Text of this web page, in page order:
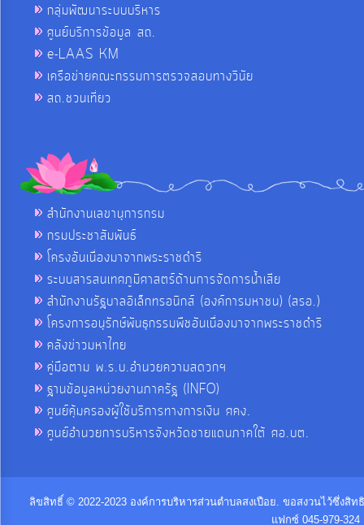
กลุ่มพัฒนาระบบบริหาร
ศูนย์บริการข้อมูล สถ.
e-LAAS KM
เครือข่ายคณะกรรมการตรวจสอบทางวินัย
สถ.ชวนเที่ยว
สำนักงานเลขานุการกรม
กรมประชาสัมพันธ์
โครงอันเนื่องมาจากพระราชดำริ
ระบบสารสนเทศภูมิศาสตร์ด้านการจัดการน้ำเสีย
สำนักงานรัฐบาลอิเล็กทรอนิกส์ (องค์การมหาชน) (สรอ.)
โครงการอนุรักษ์พันธุกรรมพืชอันเนื่องมาจากพระราชดำริ
คลังข่าวมหาไทย
คู่มือตาม พ.ร.บ.อำนวยความสดวกฯ
ฐานข้อมูลหน่วยงานภาครัฐ (INFO)
ศูนย์คุ้มครองผู้ใช้บริการทางการเงิน ศคง.
ศูนย์อำนวยการบริหารจังหวัดชายแดนภาคใต้ ศอ.บต.
ลิขสิทธิ์ © 2022-2023 องค์การบริหารส่วนตำบลสงเปือย. ขอสงวนไว้ซึ่งสิ
แฟกซ์ 045-979-